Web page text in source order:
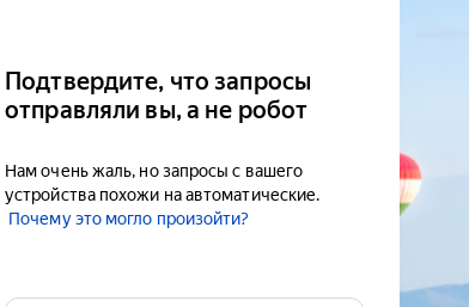
Подтвердите, что запросы
отправляли вы, а не робот
Нам очень жаль, но запросы с вашего
устройства похожи на автоматические.
Почему это могло произойти?